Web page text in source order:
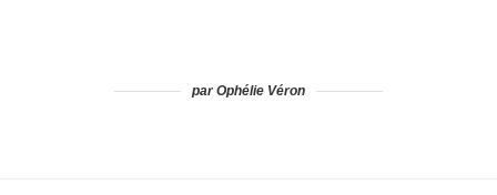
par Ophélie Véron